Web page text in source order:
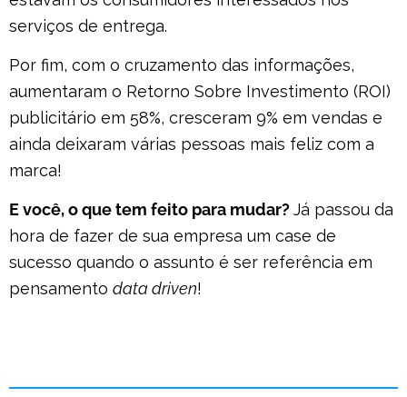
serviços de entrega.
Por fim, com o cruzamento das informações,
aumentaram o Retorno Sobre Investimento (ROI)
publicitário em 58%, cresceram 9% em vendas e
ainda deixaram várias pessoas mais feliz com a
marca!
E você, o que tem feito para mudar?Já passou da
hora de fazer de sua empresa um case de
sucesso quando o assunto é ser referência em
pensamento data driven!